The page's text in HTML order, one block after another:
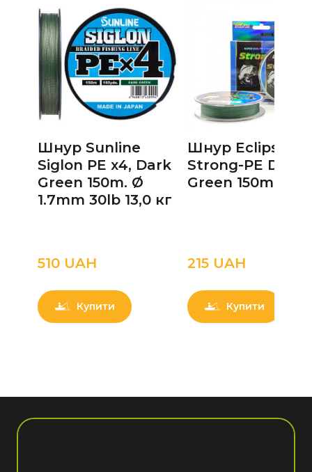
Шнур Sunline
Siglon PE х4, Dark
Green 150m. Ø
1.7mm 30lb 13,0 кг
510 UAН
Купити
Шнур Eclipse X4
Strong-PE Dark
Green 150m 0.24
215 UAН
Купити